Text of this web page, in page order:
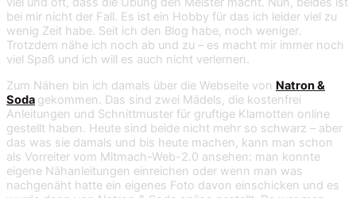
bei mir nicht der Fall. Es ist ein Hobby für das ich leider viel zu
wenig Zeit habe. Seit ich den Blog habe, noch weniger.
Trotzdem nähe ich noch ab und zu – es macht mir immer noch
viel Spaß und ich will es auch nicht verlernen.
Zum Nähen bin ich damals über die Webseite von Natron &
Soda gekommen. Das sind zwei Mädels, die kostenfrei
Anleitungen und Schnittmuster für gruftige Klamotten online
gestellt haben. Heute sind beide nicht mehr so schwarz – aber
das was sie damals und bis heute machen, kann man schon
als Vorreiter vom Mitmach-Web-2.0 ansehen: man konnte
eigene Nähanleitungen einreichen oder wenn man was
nachgenäht hatte ein eigenes Foto davon einschicken und es